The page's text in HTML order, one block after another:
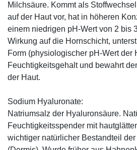
Milchsäure. Kommt als
auf der Haut vor, hat in höheren
einem niedrigen pH-Wert von 2 bis
Wirkung auf die Hornschicht,
Form (physiologischer pH-Wert der
Feuchtigkeitsgehalt und bewahrt
der Haut.
Sodium Hyaluronate:
Natriumsalz der Hyaluronsäure.
Feuchtigkeitsspender mit
wichtiger natürlicher Bestandteil